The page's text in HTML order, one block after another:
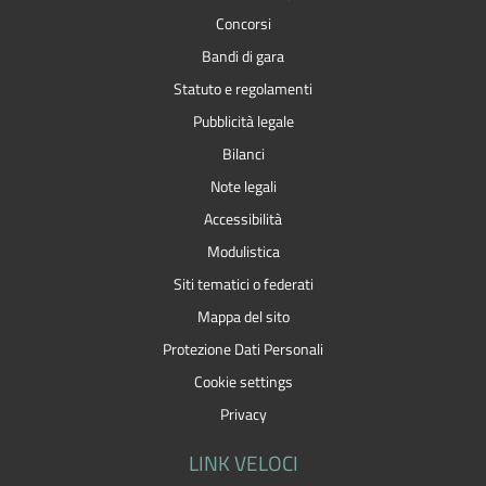
Concorsi
Bandi di gara
Statuto e regolamenti
Pubblicità legale
Bilanci
Note legali
Accessibilità
Modulistica
Siti tematici o federati
Mappa del sito
Protezione Dati Personali
Cookie settings
Privacy
LINK VELOCI